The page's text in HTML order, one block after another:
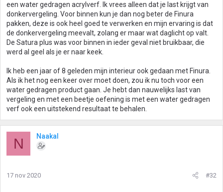
een water gedragen acrylverf. Ik vrees alleen dat je last krijgt van
donkervergeling. Voor binnen kun je dan nog beter de Finura
pakken, deze is ook heel goed te verwerken en mijn ervaring is dat
de donkervergeling meevalt, zolang er maar wat daglicht op valt.
De Satura plus was voor binnen in ieder geval niet bruikbaar, die
werd al geel als je er naar keek.
Ik heb een jaar of 8 geleden mijn interieur ook gedaan met Finura.
Als ik het nog een keer over moet doen, zou ik nu toch voor een
water gedragen product gaan. Je hebt dan nauwelijks last van
vergeling en met een beetje oefening is met een water gedragen
verf ook een uitstekend resultaat te behalen.
N Naakal
17 nov 2020 #32